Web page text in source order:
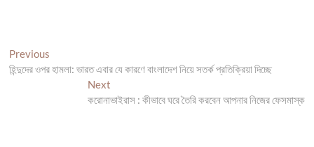
Post
navigation
Previous
post:
হিন্দুদের ওপর হামলা: ভারত এবার যে কারণে বাংলাদেশ নিয়ে সতর্ক প্রতিক্রিয়া দিচ্ছে
NextNext
post:
করোনাভাইরাস : কীভাবে ঘরে তৈরি করবেন আপনার নিজের ফেসমাস্ক